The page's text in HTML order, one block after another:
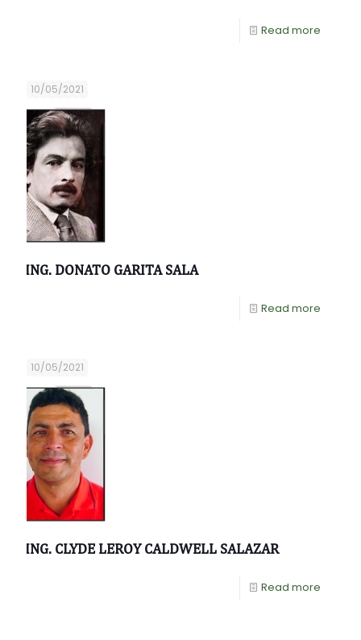
Read more
10/05/2021
ING. DONATO GARITA SALA
Read more
10/05/2021
ING. CLYDE LEROY CALDWELL SALAZAR
Read more